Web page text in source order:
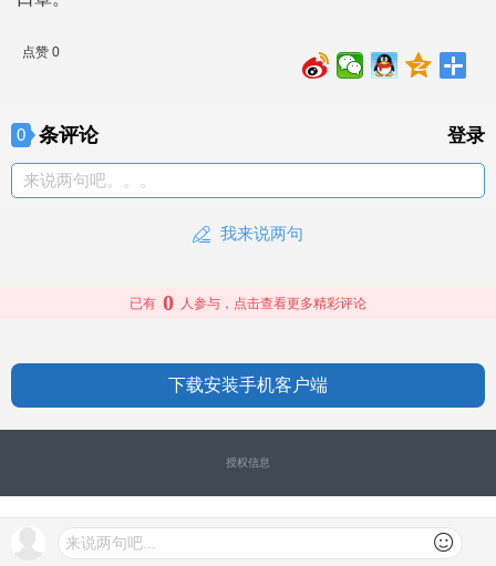
点赞 0
0 条评论 登录
来说两句吧。。。
我来说两句
来说两句吧...
已有 0 人参与，点击查看更多精彩评论
下载安装手机客户端
授权信息